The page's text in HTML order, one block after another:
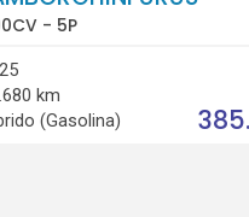
- 5P
km
(Gasolina)